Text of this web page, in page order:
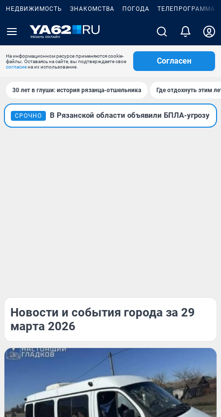
НЕДВИЖИМОСТЬ ЗНАКОМСТВА ПОГОДА ТЕЛЕПРОГРАММА
На информационном ресурсе применяются cookie-
файлы. Оставаясь на сайте, вы подтверждаете свое
согласиена их использование.
Согласен
30 лет в глуши: история рязанца-отшельника Где отдохнуть этим
СРОЧНО В Рязанской области объявили БПЛА-угрозу
Новости и события города за 29
марта 2026